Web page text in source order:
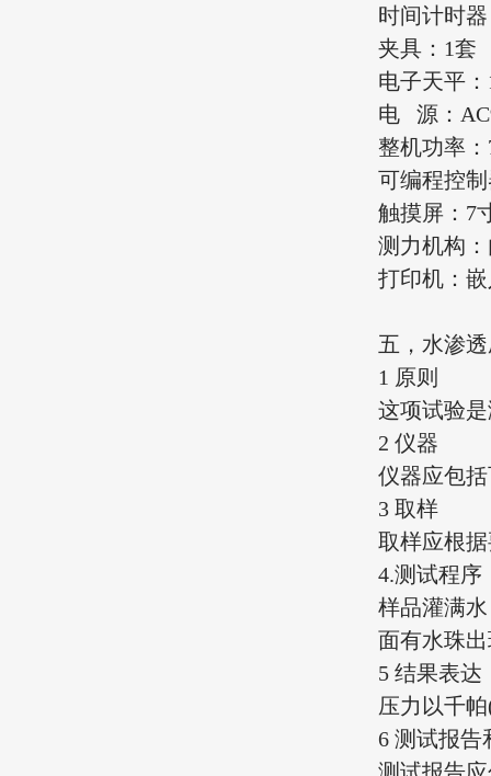
时间计时
夹具：1套
电子天平
电 源：
整机功率：
可编程控
触摸屏：7
测力机构
打印机：
五，水渗
1 原则
这项试验
2 仪器
仪器应包
3 取样
取样应根
4.测试程序
样品灌满
面有水珠
5 结果表达
压力以千
6 测试报告